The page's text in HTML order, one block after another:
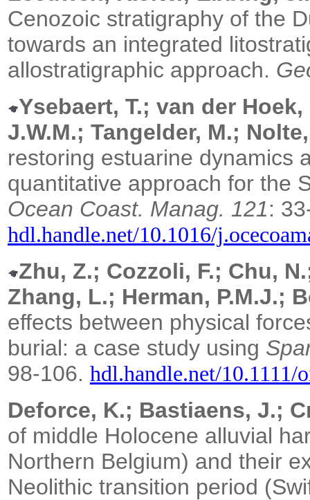
Cenozoic stratigraphy of the
towards an integrated
allostratigraphic approach.
Ysebaert, T.; van der
J.W.M.; Tangelder, M.;
restoring estuarine dynamics
quantitative approach for the
Ocean Coast. Manag. 121:
hdl.handle.net/10.1016/
Zhu, Z.; Cozzoli, F.; Chu,
Zhang, L.; Herman, P.M.J.;
effects between physical
burial: a case study using
98-106. hdl.handle.net/10.1111/
Deforce, K.; Bastiaens, J.;
of middle Holocene alluvial
Northern Belgium) and their
Neolithic transition period